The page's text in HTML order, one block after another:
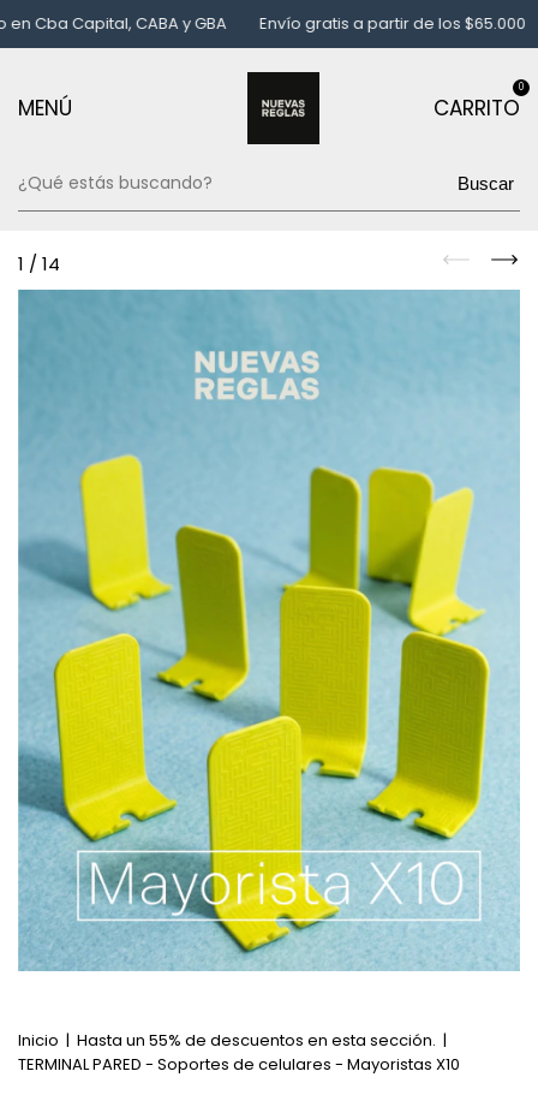
Capital, CABA y GBA Envío gratis a partir de los $65.000
MENÚ CARRITO
0
Buscar
1 / 14
Inicio | Hasta un 55% de descuentos en esta sección. |
TERMINAL PARED - Soportes de celulares - Mayoristas X10